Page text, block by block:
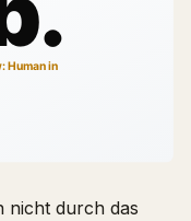
nicht durch das